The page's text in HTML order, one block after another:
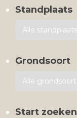
Standplaats
Grondsoort
Start zoeken